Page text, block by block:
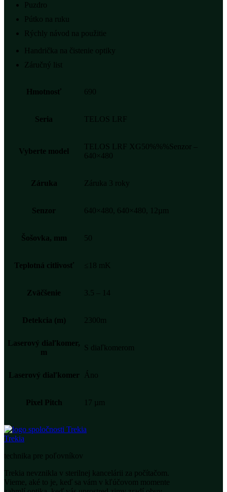
Puzdro
Pútko na ruku
Rýchly návod na použitie
Handrička na čistenie optiky
Záručný list
Hmotnosť 690
Seria TELOS LRF
Vyberte model
TELOS LRF XG50%%%Senzor –
640×480
Záruka Záruka 3 roky
Senzor 640×480, 640×480, 12µm
Šošovka, mm 50
Teplotná citlivosť ≤18 mK
Zväčšenie 3.5 – 14
Detekcia (m) 2300m
Laserový diaľkomer,
m
S diaľkomerom
Laserový diaľkomer Áno
Pixel Pitch 17 µm
Trekia
technika pre poľovníkov
Trekia nevznikla v sterilnej kancelárii za počítačom.
Vieme, aké to je, keď sa vám v kľúčovom momente